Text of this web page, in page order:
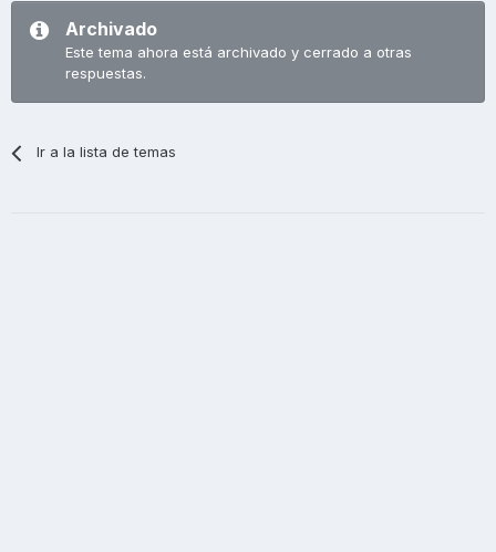
Archivado
Este tema ahora está archivado y cerrado a otras
respuestas.
Ir a la lista de temas